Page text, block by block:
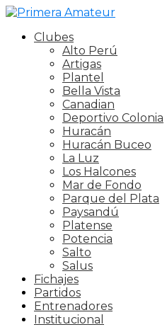
Clubes
Alto Perú
Artigas
Plantel
Bella Vista
Canadian
Deportivo Colonia
Huracán
Huracán Buceo
La Luz
Los Halcones
Mar de Fondo
Parque del Plata
Paysandú
Platense
Potencia
Salto
Salus
Fichajes
Partidos
Entrenadores
Institucional